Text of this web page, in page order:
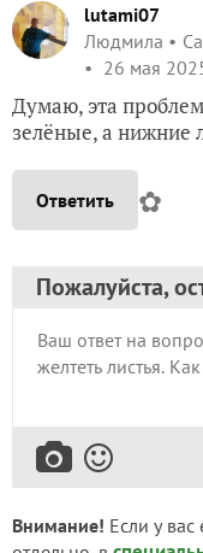
lutami07
Людмила
26 мая
Думаю, эта
зелёные, а нижние
Ответить ✿
Пожалуйста,
Внимание! Если у вас